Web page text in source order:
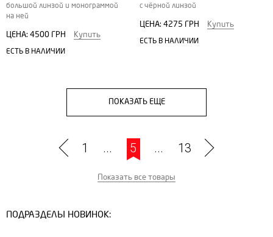
большой линзой и монограммой
на ней
ЦЕНА: 4500 ГРН Купить
ЕСТЬ В НАЛИЧИИ
с чёрной линзой
ЦЕНА: 4275 ГРН Купить
ЕСТЬ В НАЛИЧИИ
ПОКАЗАТЬ ЕЩЕ
1 ... 5 ... 13
Показать все товары
ПОДРАЗДЕЛЫ НОВИНОК: